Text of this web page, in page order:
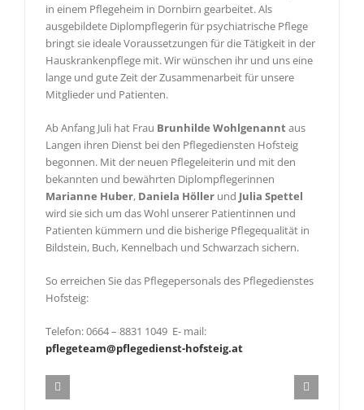
in einem Pflegeheim in Dornbirn gearbeitet. Als
ausgebildete Diplompflegerin für psychiatrische Pflege
bringt sie ideale Voraussetzungen für die Tätigkeit in der
Hauskrankenpflege mit. Wir wünschen ihr und uns eine
lange und gute Zeit der Zusammenarbeit für unsere
Mitglieder und Patienten.
Ab Anfang Juli hat Frau Brunhilde Wohlgenannt aus
Langen ihren Dienst bei den Pflegediensten Hofsteig
begonnen. Mit der neuen Pflegeleiterin und mit den
bekannten und bewährten Diplompflegerinnen
Marianne Huber, Daniela Höller und Julia Spettel
wird sie sich um das Wohl unserer Patientinnen und
Patienten kümmern und die bisherige Pflegequalität in
Bildstein, Buch, Kennelbach und Schwarzach sichern.
So erreichen Sie das Pflegepersonals des Pflegedienstes
Hofsteig:
Telefon: 0664 – 8831 1049 E- mail:
pflegeteam@pflegedienst-hofsteig.at